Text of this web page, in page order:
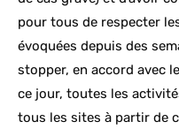
pour tous de respecter
évoquées depuis des
stopper, en accord avec
ce jour, toutes les
tous les sites à partir de